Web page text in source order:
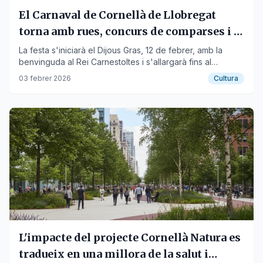
El Carnaval de Cornellà de Llobregat
torna amb rues, concurs de comparses i el
Judici Final
La festa s'iniciarà el Dijous Gras, 12 de febrer, amb la
benvinguda al Rei Carnestoltes i s'allargarà fins al
Dimecres de Cendra.
03 febrer 2026 Cultura
L'impacte del projecte Cornellà Natura es
tradueix en una millora de la salut i